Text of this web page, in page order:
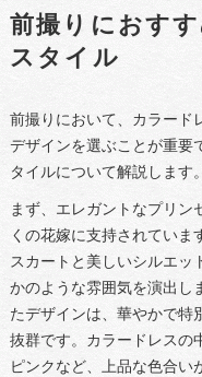
前撮りにおす
スタイル
前撮りにおいて、カラード
デザインを選ぶことが重要
タイルについて解説します。
まず、エレガントなプリン
くの花嫁に支持されていま
スカートと美しいシルエッ
かのような雰囲気を演出し
たデザインは、華やかで特
抜群です。カラードレスの
ピンクなど、上品な色合い